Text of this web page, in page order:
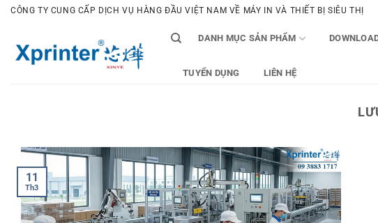
Bỏ
dung
CÔNG TY CUNG CẤP DỊCH VỤ HÀNG ĐẦU VIỆT NAM VỀ MÁY IN VÀ THIẾT BỊ SIÊU THỊ
DANH MỤC SẢN PHẨM
TUYỂN DỤNG LIÊN HỆ
11
Th3